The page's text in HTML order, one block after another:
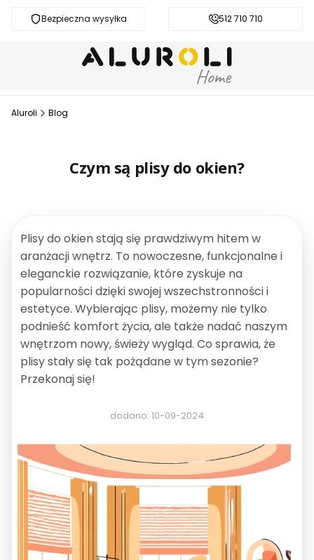
Bezpieczna wysyłka Darmowa dostawa od 200 zł
512 710 710
Aluroli Blog
Czym są plisy do okien?
Plisy do okien stają się prawdziwym hitem w
aranżacji wnętrz. To nowoczesne, funkcjonalne i
eleganckie rozwiązanie, które zyskuje na
popularności dzięki swojej wszechstronności i
estetyce. Wybierając plisy, możemy nie tylko
podnieść komfort życia, ale także nadać naszym
wnętrzom nowy, świeży wygląd. Co sprawia, że
plisy stały się tak pożądane w tym sezonie?
Przekonaj się!
dodano: 10-09-2024